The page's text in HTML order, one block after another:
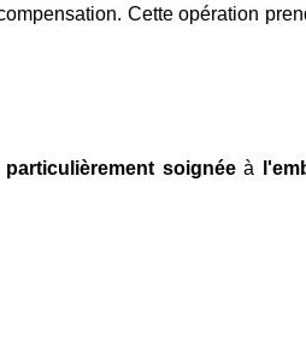
Cette opération
particulièrement soignéeà